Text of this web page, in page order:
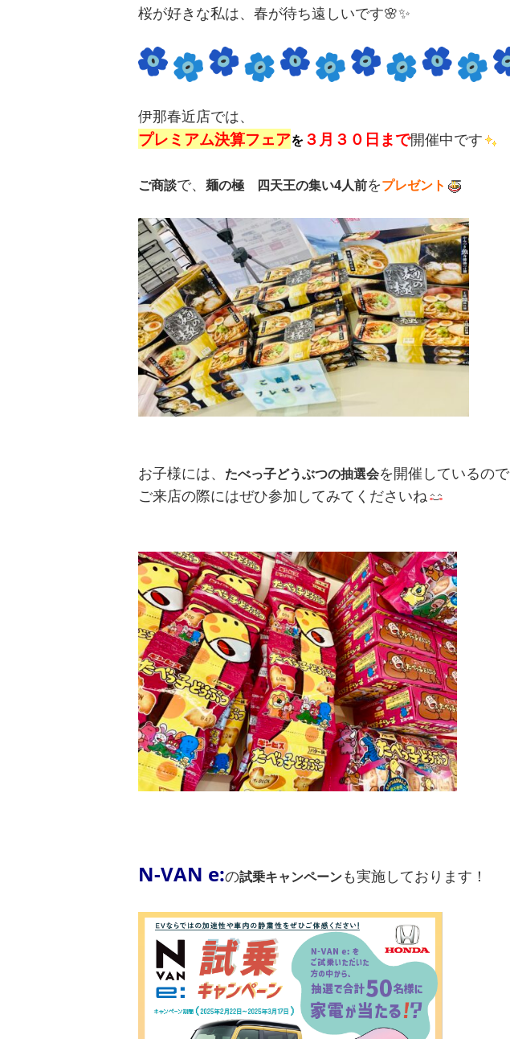
桜が好きな私は、春が待ち遠しいです🌸✨
伊那春近店では、
プレミアム決算フェアを３月３０日 まで開催中です
ご商談で、 麺の極 四天王の集い4人前をプレゼント
お子様には、 たべっ子どうぶつの抽選会を開催しているので
ご来店の際にはぜひ参加してみてくださいね
N-VAN e:の試乗キャンペーンも実施しております！